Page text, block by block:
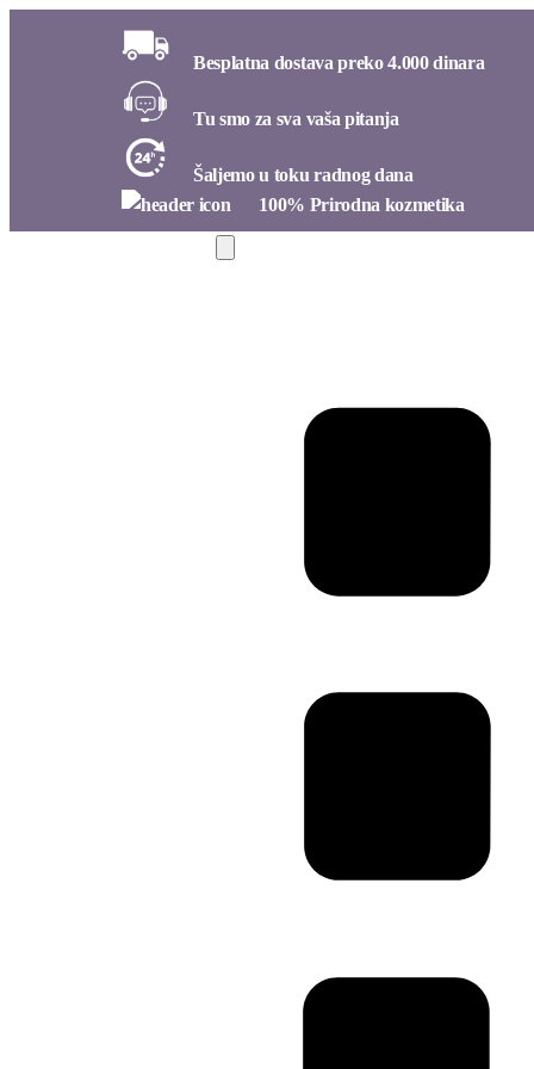
Besplatna dostava preko 4.000 dinara​
Tu smo za sva vaša pitanja​
Šaljemo u toku radnog dana​
100% Prirodna kozmetika​